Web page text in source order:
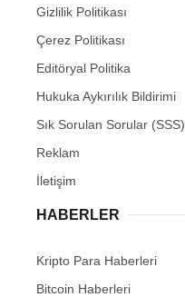
Gizlilik Politikası
Çerez Politikası
Editöryal Politika
Hukuka Aykırılık Bildirimi
Sık Sorulan Sorular (SSS)
Reklam
İletişim
HABERLER
Kripto Para Haberleri
Bitcoin Haberleri